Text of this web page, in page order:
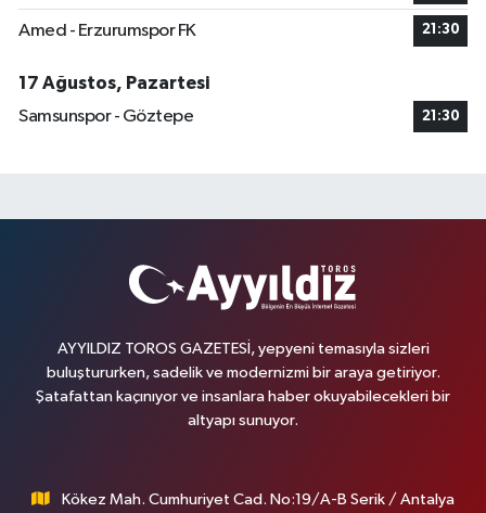
Amed - Erzurumspor FK 21:30
17 Ağustos, Pazartesi
Samsunspor - Göztepe
21:30
AYYILDIZ TOROS GAZETESİ, yepyeni temasıyla sizleri
buluştururken, sadelik ve modernizmi bir araya getiriyor.
Şatafattan kaçınıyor ve insanlara haber okuyabilecekleri bir
altyapı sunuyor.
Kökez Mah. Cumhuriyet Cad. No:19/A-B Serik / Antalya